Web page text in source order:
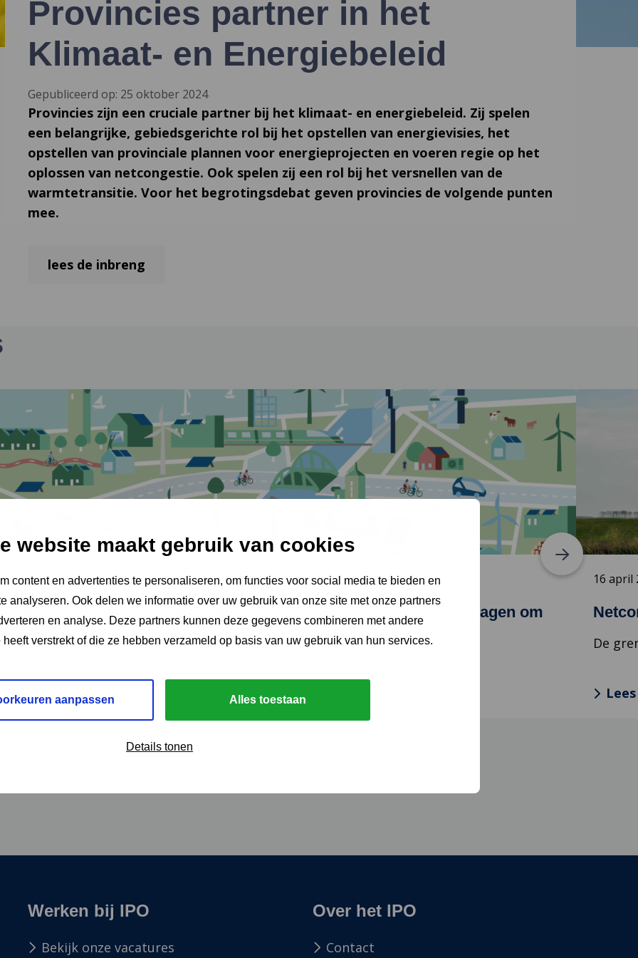
website maakt gebruik van cookies
content en advertenties te personaliseren, om functies voor social media te bieden en
analyseren. Ook delen we informatie over uw gebruik van onze site met onze partners
en analyse. Deze partners kunnen deze gegevens combineren met andere
verstrekt of die ze hebben verzameld op basis van uw gebruik van hun services.
aanpassen Alles toestaan
Details tonen
Provincies partner in het
Klimaat- en Energiebeleid
Gepubliceerd op: 25 oktober 2024
Provincies zijn een cruciale partner bij het klimaat- en energiebeleid. Zij spelen
een belangrijke, gebiedsgerichte rol bij het opstellen van energievisies, het
opstellen van provinciale plannen voor energieprojecten en voeren regie op het
oplossen van netcongestie. Ook spelen zij een rol bij het versnellen van de
warmtetransitie. Voor het begrotingsdebat geven provincies de volgende punten
mee.
lees de inbreng
Regionale Energie Strategie (RES) gepubliceerd: regio’s vragen om
Programma Regionale Energie Strategie (NP RES) blijkt...
16 april
De
Lees
hoogste
Werken bij IPO
Bekijk onze vacatures
Over het IPO
Contact